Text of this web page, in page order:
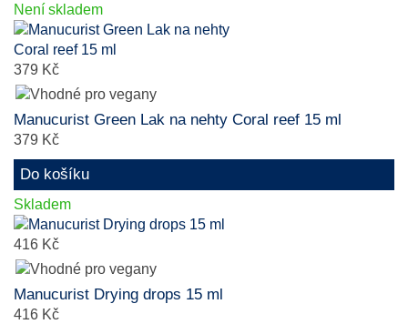
Není skladem
379 Kč
Manucurist Green Lak na nehty Coral reef 15 ml
379 Kč
Do košíku
Skladem
416 Kč
Manucurist Drying drops 15 ml
416 Kč